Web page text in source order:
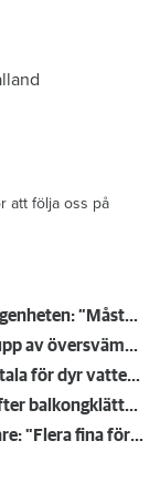
att följa oss på
Så undviker du mögel – fyra riskplatser i lägenheten: ”Måste städa bort”
Satte på vattnet och somnade – vaknade upp av översvämning hos grannen
Rensade inte hålet i kylskåpet – tvingas betala för dyr vattenskada
Naken gängkriminell knivhotade granne efter balkongklättring
Kompisdealen blev verklighet – 40 år senare: "Flera fina fördelar med att dela bostad"